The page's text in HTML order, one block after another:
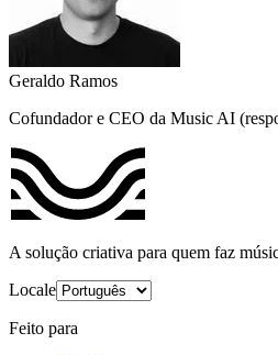
Geraldo Ramos
Cofundador e CEO da Music AI
A solução criativa para quem faz
Locale
Feito para